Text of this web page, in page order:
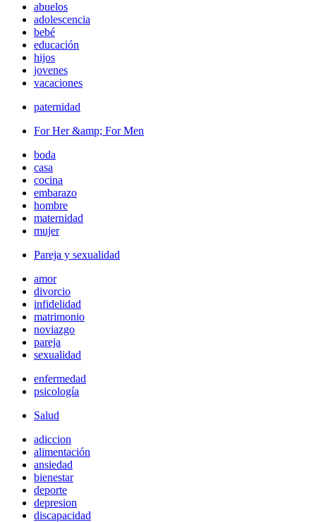
abuelos
adolescencia
bebé
educación
hijos
jovenes
vacaciones
paternidad
For Her &amp; For Men
boda
casa
cocina
embarazo
hombre
maternidad
mujer
Pareja y sexualidad
amor
divorcio
infidelidad
matrimonio
noviazgo
pareja
sexualidad
enfermedad
psicología
Salud
adiccion
alimentación
ansiedad
bienestar
deporte
depresion
discapacidad